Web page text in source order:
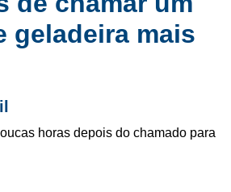
geladeira mais
horas depois do chamado para